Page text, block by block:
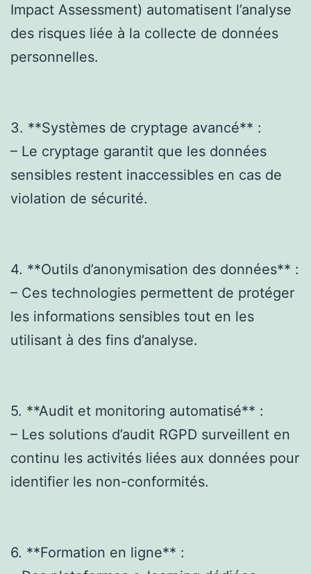
Impact Assessment) automatisent l’analyse
des risques liée à la collecte de données
personnelles.
3. **Systèmes de cryptage avancé** :
– Le cryptage garantit que les données
sensibles restent inaccessibles en cas de
violation de sécurité.
4. **Outils d’anonymisation des données** :
– Ces technologies permettent de protéger
les informations sensibles tout en les
utilisant à des fins d’analyse.
5. **Audit et monitoring automatisé** :
– Les solutions d’audit RGPD surveillent en
continu les activités liées aux données pour
identifier les non-conformités.
6. **Formation en ligne** :